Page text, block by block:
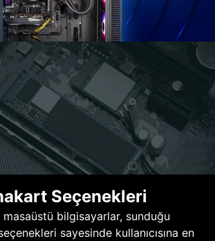
Seçenekleri
bilgisayarlar, sunduğu
sayesinde kullanıcısına en